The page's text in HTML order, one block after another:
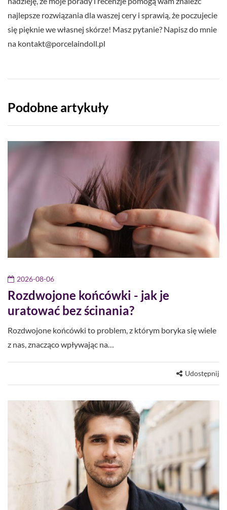
najlepsze rozwiązania dla waszej cery i sprawią, że poczujecie
się pięknie we własnej skórze! Masz pytanie? Napisz do mnie
na kontakt@porcelaindoll.pl
Podobne artykuły
2026-08-06
Rozdwojone końcówki - jak je
uratować bez ścinania?
Rozdwojone końcówki to problem, z którym boryka się wiele
z nas, znacząco wpływając na…
Udostępnij